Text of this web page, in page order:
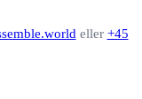
eller +45